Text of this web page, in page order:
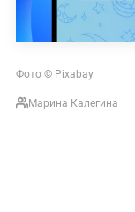
Фото © Pixabay
Марина Калегина